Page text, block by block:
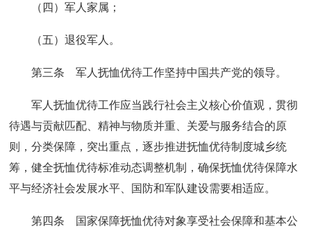
（四）军人家属；
（五）退役军人。
第三条 军人抚恤优待工作坚持中国共产党的领导。
军人抚恤优待工作应当践行社会主义核心价值观，贯彻
待遇与贡献匹配、精神与物质并重、关爱与服务结合的原
则，分类保障，突出重点，逐步推进抚恤优待制度城乡统
筹，健全抚恤优待标准动态调整机制，确保抚恤优待保障水
平与经济社会发展水平、国防和军队建设需要相适应。
第四条 国家保障抚恤优待对象享受社会保障和基本公